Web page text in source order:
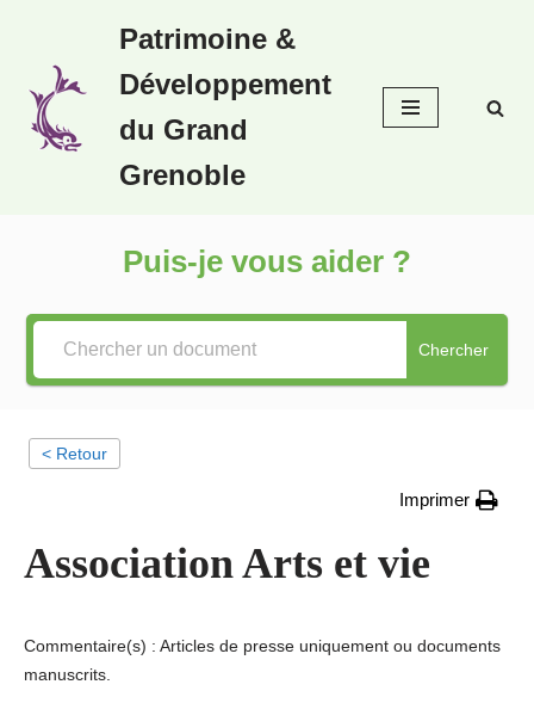
au
contenu
Patrimoine &
Développement
du Grand
Grenoble
Puis-je vous aider ?
Chercher
< Retour
Imprimer
Association Arts et vie
Commentaire(s) : Articles de presse uniquement ou documents
manuscrits.